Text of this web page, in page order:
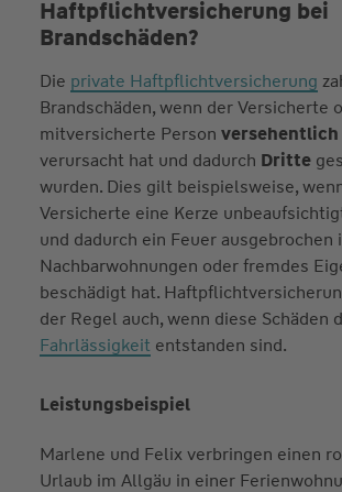
Haftpflichtversicherung bei
Brandschäden?
Die private Haftpflichtversicherung
Brandschäden, wenn der Versicherte
mitversicherte Person versehentlich
verursacht hat und dadurch Dritte
wurden. Dies gilt beispielsweise,
Versicherte eine Kerze
und dadurch ein Feuer ausgebrochen
Nachbarwohnungen oder fremdes
beschädigt hat.
der Regel auch, wenn diese Schäden
Fahrlässigkeit entstanden sind.
Leistungsbeispiel
Marlene und Felix verbringen einen
Urlaub im Allgäu in einer